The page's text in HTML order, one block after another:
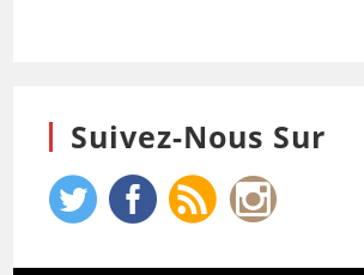
Suivez-Nous Sur